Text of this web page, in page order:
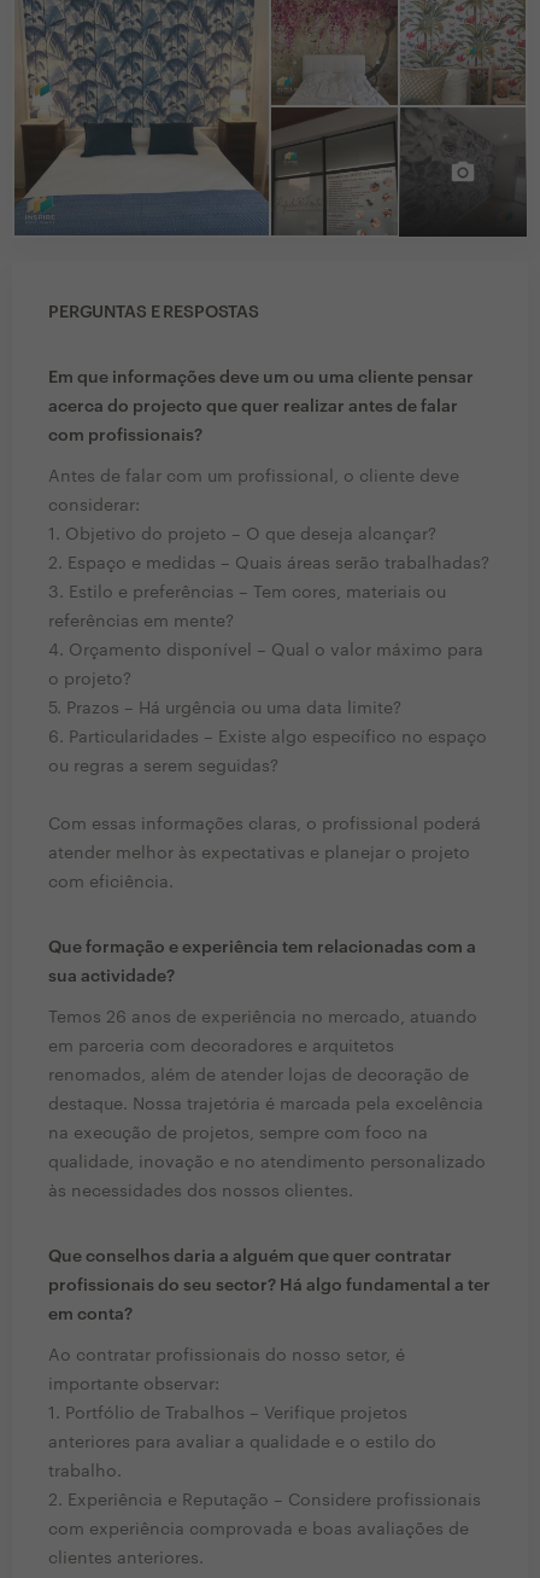
PERGUNTAS E RESPOSTAS
Em que informações deve um ou uma cliente pensar
acerca do projecto que quer realizar antes de falar
com profissionais?
Antes de falar com um profissional, o cliente deve
considerar:
1. Objetivo do projeto – O que deseja alcançar?
2. Espaço e medidas – Quais áreas serão trabalhadas?
3. Estilo e preferências – Tem cores, materiais ou
referências em mente?
4. Orçamento disponível – Qual o valor máximo para
o projeto?
5. Prazos – Há urgência ou uma data limite?
6. Particularidades – Existe algo específico no espaço
ou regras a serem seguidas?
Com essas informações claras, o profissional poderá
atender melhor às expectativas e planejar o projeto
com eficiência.
Que formação e experiência tem relacionadas com a
sua actividade?
Temos 26 anos de experiência no mercado, atuando
em parceria com decoradores e arquitetos
renomados, além de atender lojas de decoração de
destaque. Nossa trajetória é marcada pela excelência
na execução de projetos, sempre com foco na
qualidade, inovação e no atendimento personalizado
às necessidades dos nossos clientes.
Que conselhos daria a alguém que quer contratar
profissionais do seu sector? Há algo fundamental a ter
em conta?
Ao contratar profissionais do nosso setor, é
importante observar:
1. Portfólio de Trabalhos – Verifique projetos
anteriores para avaliar a qualidade e o estilo do
trabalho.
2. Experiência e Reputação – Considere profissionais
com experiência comprovada e boas avaliações de
clientes anteriores.